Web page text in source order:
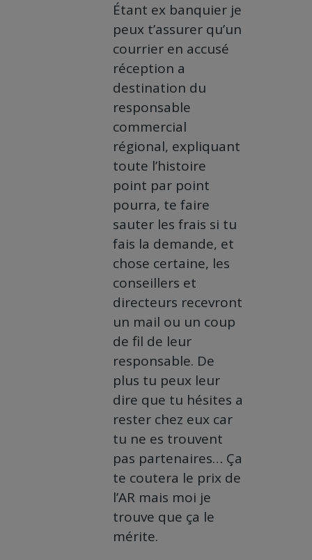
Étant ex banquier je
peux t’assurer qu’un
courrier en accusé
réception a
destination du
responsable
commercial
régional, expliquant
toute l’histoire
point par point
pourra, te faire
sauter les frais si tu
fais la demande, et
chose certaine, les
conseillers et
directeurs recevront
un mail ou un coup
de fil de leur
responsable. De
plus tu peux leur
dire que tu hésites a
rester chez eux car
tu ne es trouvent
pas partenaires… Ça
te coutera le prix de
l’AR mais moi je
trouve que ça le
mérite.